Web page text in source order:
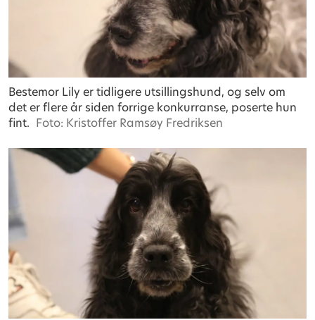
Bestemor Lily er tidligere utsillingshund, og selv om
det er flere år siden forrige konkurranse, poserte hun
fint. Foto: Kristoffer Ramsøy Fredriksen